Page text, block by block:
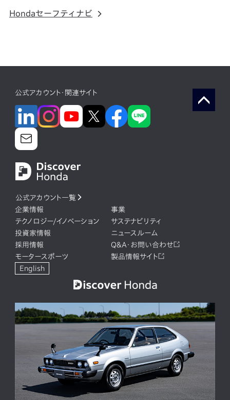
Hondaセーフティナビ
公式アカウント・関連サイト
公式アカウント一覧
企業情報
事業
テクノロジー/イノベーション
サステナビリティ
投資家情報
ニュースルーム
採用情報
Q&A・お問い合わせ
モータースポーツ
製品情報サイト
English